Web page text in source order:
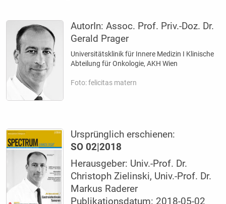
AutorIn:Assoc. Prof. Priv.-Doz. Dr.
Gerald Prager
Universitätsklinik für Innere Medizin I Klinische
Abteilung für Onkologie, AKH Wien
Foto: felicitas matern
Ursprünglich erschienen:
SO 02|2018
Herausgeber: Univ.-Prof. Dr.
Christoph Zielinski, Univ.-Prof. Dr.
Markus Raderer
Publikationsdatum: 2018-05-02